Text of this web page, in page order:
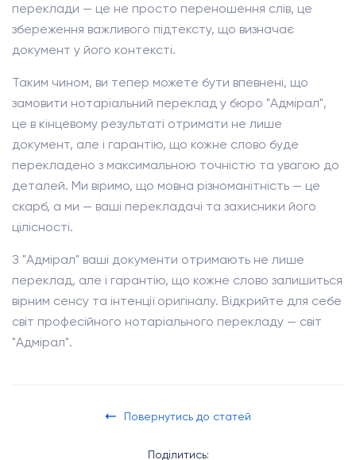
переклади — це не просто переношення слів, це
збереження важливого підтексту, що визначає
документ у його контексті.
Таким чином, ви тепер можете бути впевнені, що
замовити нотаріальний переклад у бюро "Адмірал",
це в кінцевому результаті отримати не лише
документ, але і гарантію, що кожне слово буде
перекладено з максимальною точністю та увагою до
деталей. Ми віримо, що мовна різноманітність — це
скарб, а ми — ваші перекладачі та захисники його
цілісності.
З "Адмірал" ваші документи отримають не лише
переклад, але і гарантію, що кожне слово залишиться
вірним сенсу та інтенції оригіналу. Відкрийте для себе
світ професійного нотаріального перекладу — світ
"Адмірал".
Повернутись до статей
Поділитись: